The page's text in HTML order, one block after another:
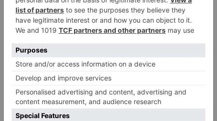
5
La Guardia Civil desmonta la
versión de un repartidor tras
desaparecer 3.256 euros
LO ÚLTIMO
1 Más ventajas con el carné 60 CYL